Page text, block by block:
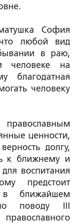
София
любой вид
в раю,
человеке на
благодатная
человеку
ценности,
долгу,
к ближнему и
воспитания
предстоит
в ближайшем
поводу III